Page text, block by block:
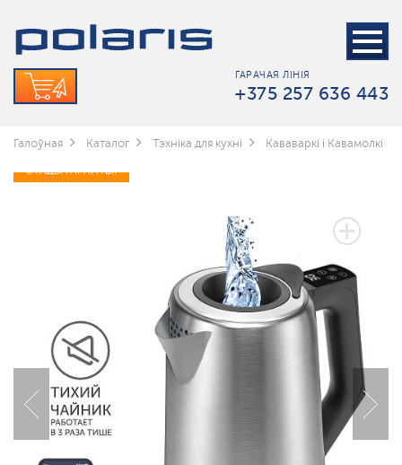
ГАРАЧАЯ ЛІНІЯ
+375 257 636 443
Галоўная Каталог Тэхніка для кухні Кававаркі і Кавамолкі
3 ГАДЫ ГАРАНТЫІ